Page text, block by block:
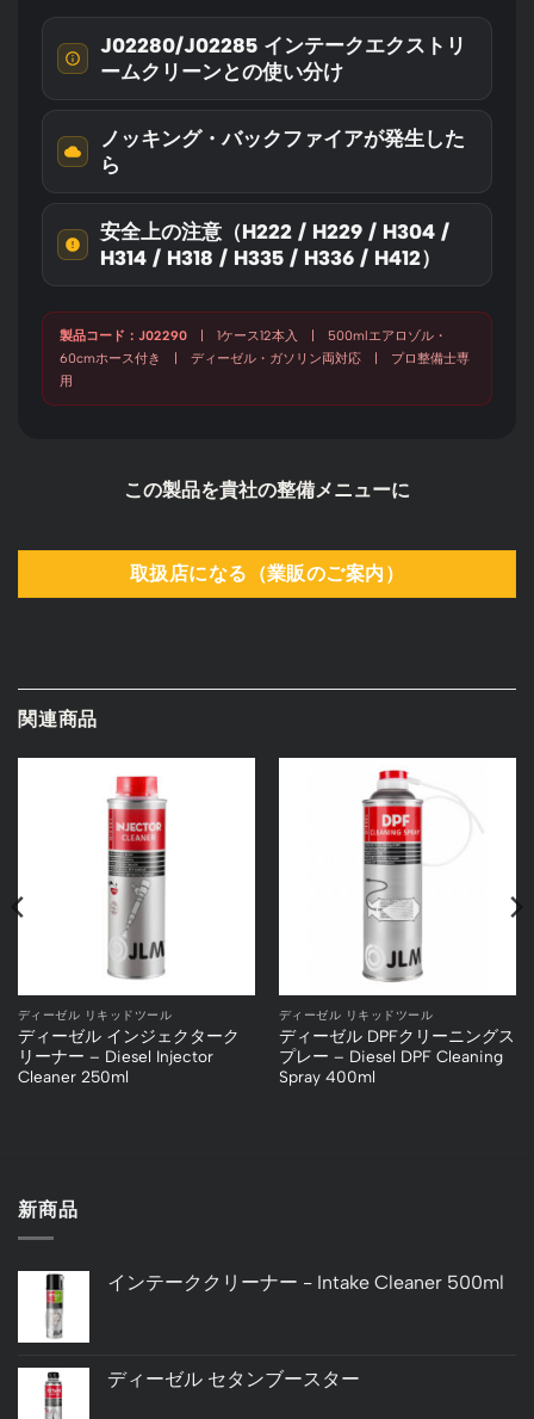
J02280/J02285 インテークエクストリ
ームクリーンとの使い分け
ノッキング・バックファイアが発生した
ら
安全上の注意（H222 / H229 / H304 /
H314 / H318 / H335 / H336 / H412）
製品コード：J02290 | 1ケース12本入 | 500mlエアロゾル・
60cmホース付き | ディーゼル・ガソリン両対応 | プロ整備士専
用
この製品を貴社の整備メニューに
取扱店になる（業販のご案内）
関連商品
ディーゼル リキッドツール
ディーゼル インジェクターク
リーナー – Diesel Injector
Cleaner 250ml
ディーゼル リキッドツール
ディーゼル DPFクリーニングス
プレー – Diesel DPF Cleaning
Spray 400ml
新商品
インテーククリーナー - Intake Cleaner 500ml
ディーゼル セタンブースター